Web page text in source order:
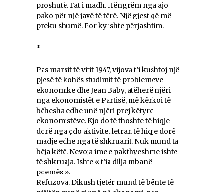
proshutë. Fat i madh. Hëngrëm nga ajo
pako për një javë të tërë. Një gjest që më
preku shumë. Por ky ishte përjashtim.
*
Pas marsit të vitit 1947, vijova t’i kushtoj një
pjesë të kohës studimit të problemeve
ekonomike dhe Jean Baby, atëherë njëri
nga ekonomistët e Partisë, më kërkoi të
bëhesha edhe unë njëri prej këtyre
ekonomistëve. Kjo do të thoshte të hiqje
dorë nga çdo aktivitet letrar, të hiqje dorë
madje edhe nga të shkruarit. Nuk mund ta
bëja këtë. Nevoja ime e pakthyeshme ishte
të shkruaja. Ishte « t’ia dilja mbanë
poemës ».
Refuzova. Dikush tjetër mund të bënte të